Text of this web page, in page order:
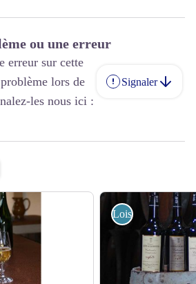
ou une erreur
erreur sur cette
lors de
les nous ici :
Signaler
Loisirs et activités